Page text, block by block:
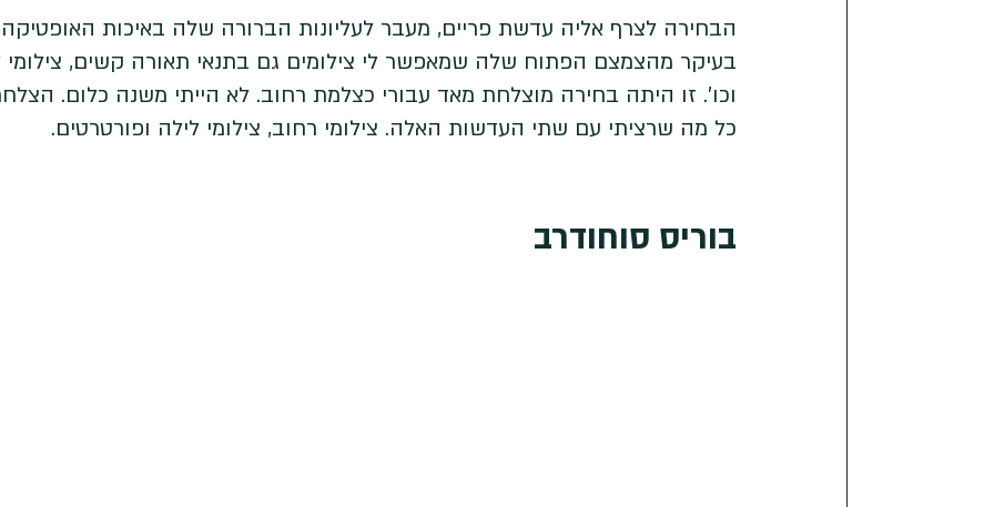
הבחירה לצרף אליה עדשת פריים, מעבר לעליונות הברורה שלה באיכות
בעיקר מהצמצם הפתוח שלה שמאפשר לי צילומים גם בתנאי תאורה קשים,
וכו'. זו היתה בחירה מוצלחת מאד עבורי כצלמת רחוב. לא הייתי משנה כלום.
כל מה שרציתי עם שתי העדשות האלה. צילומי רחוב, צילומי לילה ופורטרטים.
בוריס סוחודרב